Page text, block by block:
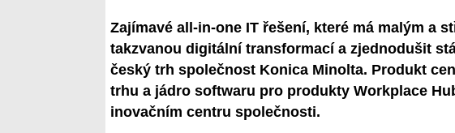
Zajímavé all-in-one IT řešení, které má malým a
takzvanou digitální transformací a zjednodušit
český trh společnost Konica Minolta. Produkt
trhu a jádro softwaru pro produkty Workplace
inovačním centru společnosti.